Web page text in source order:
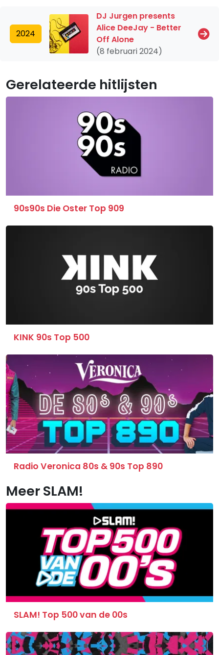
2024
DJ Jurgen presents
Alice DeeJay - Better
Off Alone
(8 februari 2024)
Gerelateerde hitlijsten
90s90s Die Oster Top 909
KINK 90s Top 500
Radio Veronica 80s & 90s Top 890
Meer SLAM!
SLAM! Top 500 van de 00s